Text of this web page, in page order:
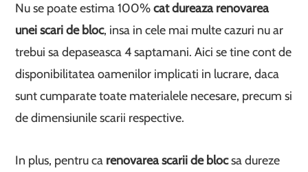
Nu se poate estima 100%cat dureaza renovarea
unei scari de bloc, insa in cele mai multe cazuri nu ar
trebui sa depaseasca 4 saptamani. Aici se tine cont de
disponibilitatea oamenilor implicati in lucrare, daca
sunt cumparate toate materialele necesare, precum si
de dimensiunile scarii respective.
In plus, pentru ca renovarea scarii de blocsa dureze